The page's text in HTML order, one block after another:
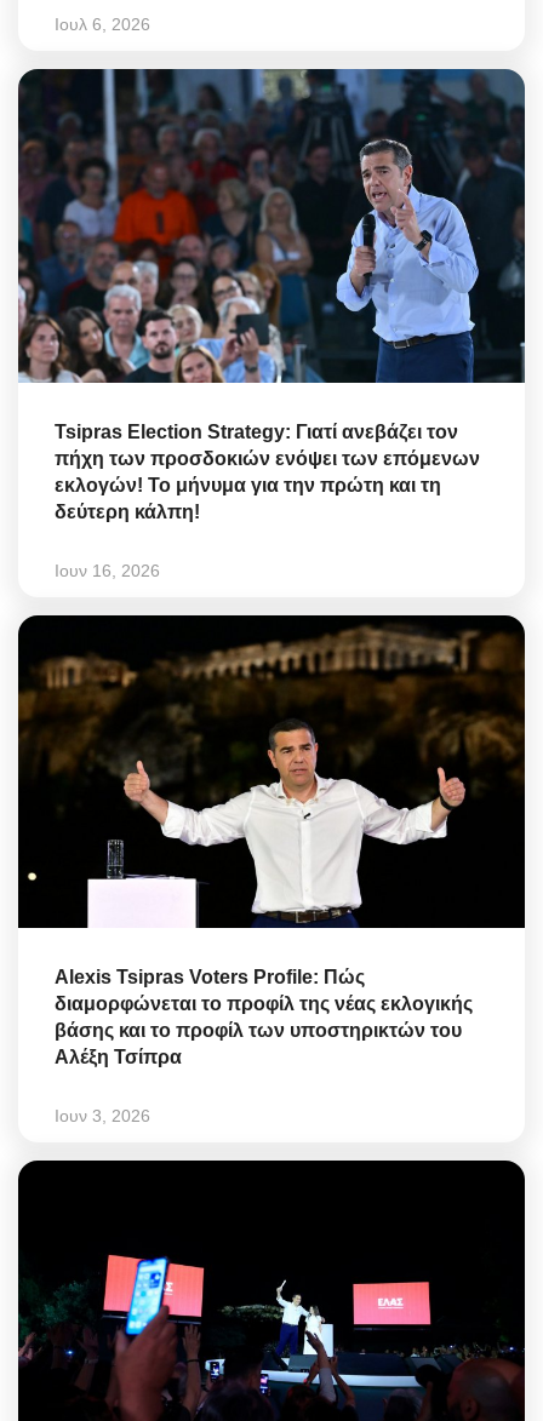
Ιουλ 6, 2026
Tsipras Election Strategy: Γιατί ανεβάζει τον
πήχη των προσδοκιών ενόψει των επόμενων
εκλογών! Το μήνυμα για την πρώτη και τη
δεύτερη κάλπη!
Ιουν 16, 2026
Alexis Tsipras Voters Profile: Πώς
διαμορφώνεται το προφίλ της νέας εκλογικής
βάσης και το προφίλ των υποστηρικτών του
Αλέξη Τσίπρα
Ιουν 3, 2026